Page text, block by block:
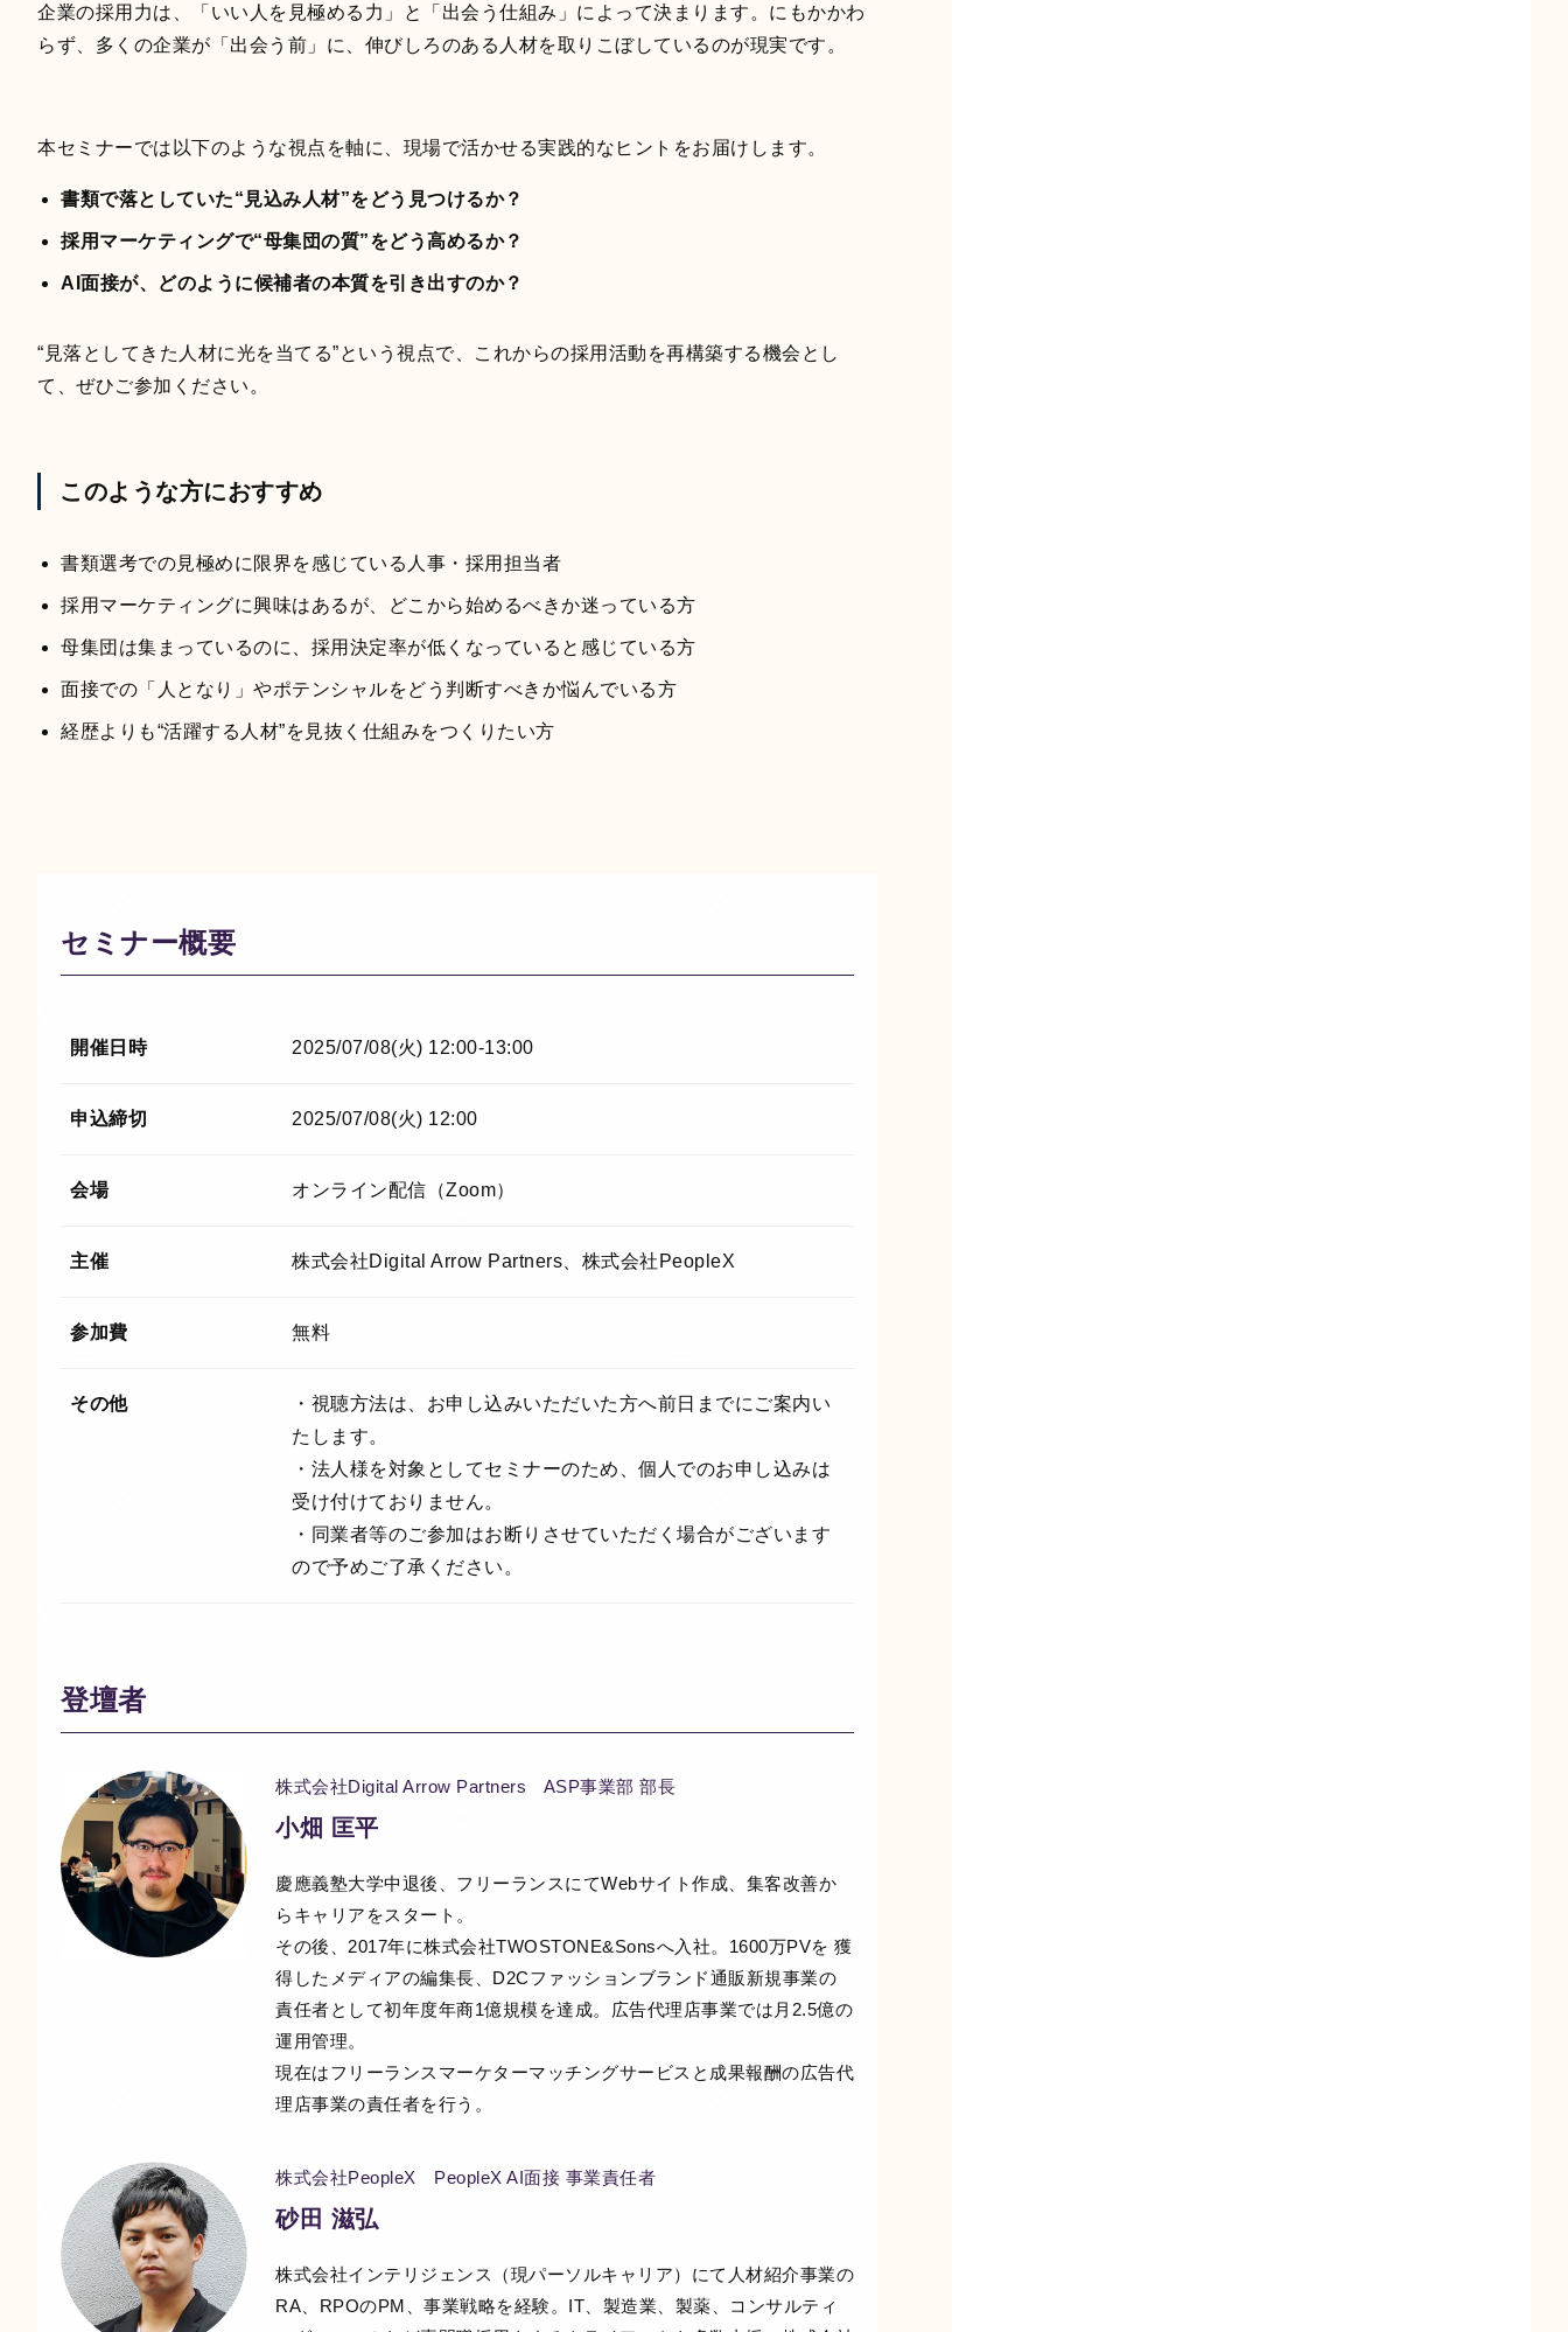
企業の採用力は、「いい人を見極める力」と「出会う仕組み」によって決まります。にもかかわ
らず、多くの企業が「出会う前」に、伸びしろのある人材を取りこぼしているのが現実です。
本セミナーでは以下のような視点を軸に、現場で活かせる実践的なヒントをお届けします。
書類で落としていた“見込み人材”をどう見つけるか？
採用マーケティングで“母集団の質”をどう高めるか？
AI面接が、どのように候補者の本質を引き出すのか？
“見落としてきた人材に光を当てる”という視点で、これからの採用活動を再構築する機会とし
て、ぜひご参加ください。
このような方におすすめ
書類選考での見極めに限界を感じている人事・採用担当者
採用マーケティングに興味はあるが、どこから始めるべきか迷っている方
母集団は集まっているのに、採用決定率が低くなっていると感じている方
面接での「人となり」やポテンシャルをどう判断すべきか悩んでいる方
経歴よりも“活躍する人材”を見抜く仕組みをつくりたい方
セミナー概要
開催日時 2025/07/08(火) 12:00-13:00
申込締切 2025/07/08(火) 12:00
会場 オンライン配信（Zoom）
主催 株式会社Digital Arrow Partners、株式会社PeopleX
参加費 無料
その他
・視聴方法は、お申し込みいただいた方へ前日までにご案内い
たします。
・法人様を対象としてセミナーのため、個人でのお申し込みは
受け付けておりません。
・同業者等のご参加はお断りさせていただく場合がございます
ので予めご了承ください。
登壇者
株式会社Digital Arrow Partners ASP事業部 部長
小畑 匡平
慶應義塾大学中退後、フリーランスにてWebサイト作成、集客改善か
らキャリアをスタート。
その後、2017年に株式会社TWOSTONE&Sonsへ入社。1600万PVを 獲
得したメディアの編集長、D2Cファッションブランド通販新規事業の
責任者として初年度年商1億規模を達成。広告代理店事業では月2.5億の
運用管理。
現在はフリーランスマーケターマッチングサービスと成果報酬の広告代
理店事業の責任者を行う。
株式会社PeopleX PeopleX AI面接 事業責任者
砂田 滋弘
株式会社インテリジェンス（現パーソルキャリア）にて人材紹介事業の
RA、RPOのPM、事業戦略を経験。IT、製造業、製薬、コンサルティ